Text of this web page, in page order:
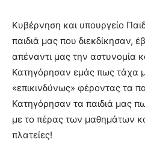
Κυβέρνηση και υπουργείο
παιδιά μας που διεκδίκησαν,
απέναντι μας την αστυνομία
Κατηγόρησαν εμάς πως τάχα
«επικινδύνως» φέροντας τα
Κατηγόρησαν τα παιδιά μας
με το πέρας των μαθημάτων
πλατείες!